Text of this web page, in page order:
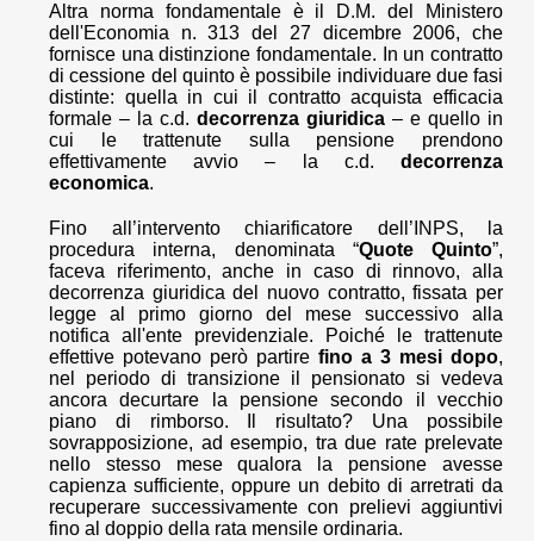
Altra norma fondamentale è il D.M. del Ministero
dell'Economia n. 313 del 27 dicembre 2006, che
fornisce una distinzione fondamentale. In un contratto
di cessione del quinto è possibile individuare due fasi
distinte: quella in cui il contratto acquista efficacia
formale – la c.d. decorrenza giuridica – e quello in
cui le trattenute sulla pensione prendono
effettivamente avvio – la c.d. decorrenza
economica.
Fino all’intervento chiarificatore dell’INPS, la
procedura interna, denominata “Quote Quinto”,
faceva riferimento, anche in caso di rinnovo, alla
decorrenza giuridica del nuovo contratto, fissata per
legge al primo giorno del mese successivo alla
notifica all'ente previdenziale. Poiché le trattenute
effettive potevano però partire fino a 3 mesi dopo,
nel periodo di transizione il pensionato si vedeva
ancora decurtare la pensione secondo il vecchio
piano di rimborso. Il risultato? Una possibile
sovrapposizione, ad esempio, tra due rate prelevate
nello stesso mese qualora la pensione avesse
capienza sufficiente, oppure un debito di arretrati da
recuperare successivamente con prelievi aggiuntivi
fino al doppio della rata mensile ordinaria.